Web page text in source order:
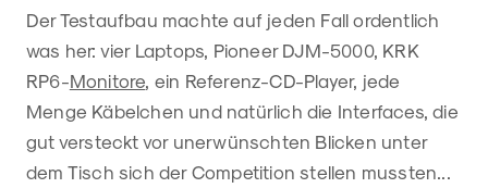
Der Testaufbau machte auf jeden Fall ordentlich
was her: vier Laptops, Pioneer DJM-5000, KRK
RP6-Monitore , ein Referenz-CD-Player, jede
Menge Käbelchen und natürlich die Interfaces, die
gut versteckt vor unerwünschten Blicken unter
dem Tisch sich der Competition stellen mussten...